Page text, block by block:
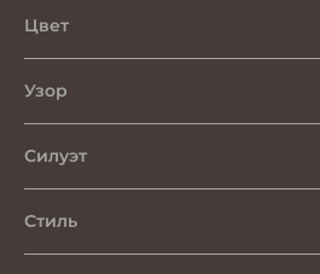
Цвет
Узор
Силуэт
Стиль